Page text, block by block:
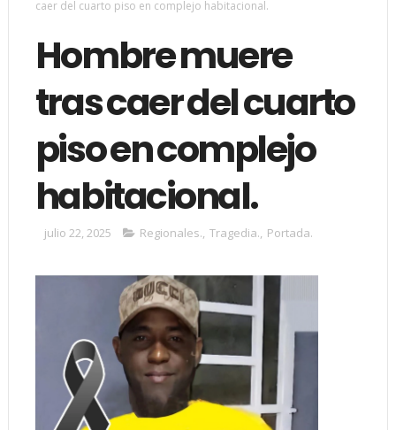
caer del cuarto piso en complejo habitacional.
Hombre muere
tras caer del cuarto
piso en complejo
habitacional.
julio 22, 2025 Regionales., Tragedia., Portada.